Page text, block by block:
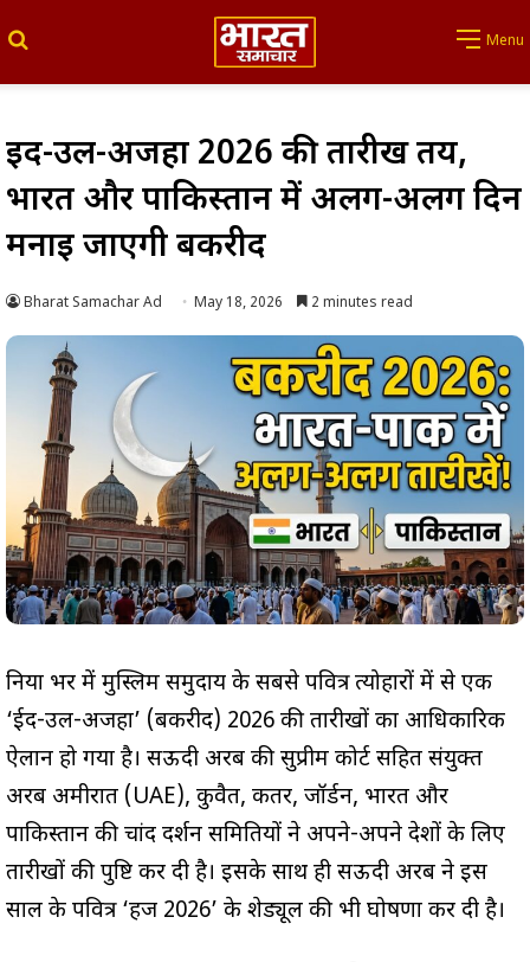
Menu
ईद-उल-अजहा 2026 की तारीख तय,
भारत और पाकिस्तान में अलग-अलग दिन
मनाई जाएगी बकरीद
Bharat Samachar Ad May 18, 2026 2 minutes read
दुनिया भर में मुस्लिम समुदाय के सबसे पवित्र त्योहारों में से एक
‘ईद-उल-अजहा’ (बकरीद) 2026 की तारीखों का आधिकारिक
ऐलान हो गया है। सऊदी अरब की सुप्रीम कोर्ट सहित संयुक्त
अरब अमीरात (UAE), कुवैत, कतर, जॉर्डन, भारत और
पाकिस्तान की चांद दर्शन समितियों ने अपने-अपने देशों के लिए
तारीखों की पुष्टि कर दी है। इसके साथ ही सऊदी अरब ने इस
साल के पवित्र ‘हज 2026’ के शेड्यूल की भी घोषणा कर दी है।